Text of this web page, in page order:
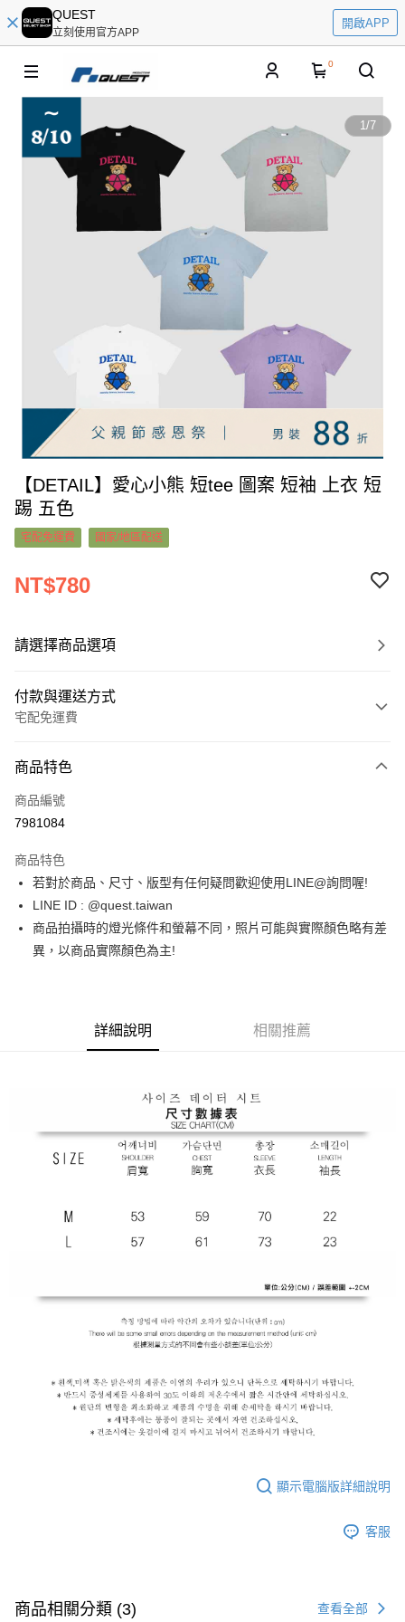
QUEST
立刻使用官方APP
開啟APP
0
1/7
【DETAIL】愛心小熊 短tee 圖案 短袖 上衣 短
踢 五色
宅配免運費 國家/地區配送
NT$780
請選擇商品選項
付款與運送方式
宅配免運費
信用卡一次付款
超商取貨付款
ATM付款
運送方式
全家取貨付款
每筆NT$60，滿NT$1,000(含以上)免運費
每筆NT$80，滿NT$1,000(含以上)免運費
商品特色
商品編號
7981084
商品特色
若對於商品、尺寸、版型有任何疑問歡迎使用LINE@詢問喔!
LINE ID : @quest.taiwan
商品拍攝時的燈光條件和螢幕不同，照片可能與實際顏色略有差
異，以商品實際顏色為主!
詳細說明 相關推薦
顯示電腦版詳細說明
客服
商品相關分類 (3) 查看全部